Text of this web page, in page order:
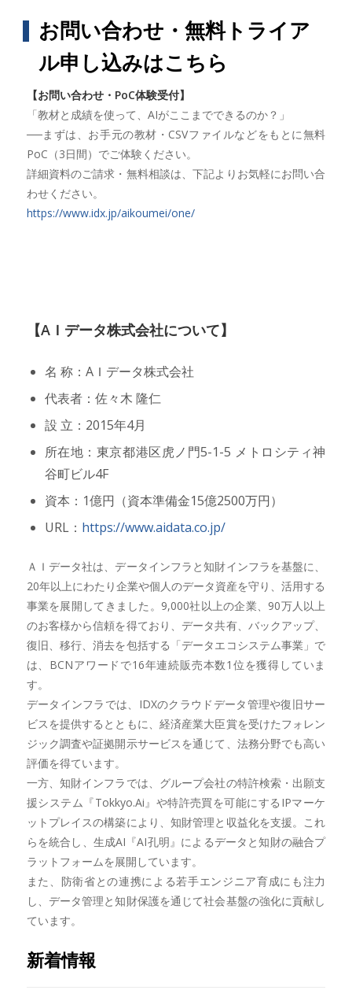
お問い合わせ・無料トライア
ル申し込みはこちら
【お問い合わせ・PoC体験受付】
「教材と成績を使って、AIがここまでできるのか？」
──まずは、お手元の教材・CSVファイルなどをもとに無料
PoC（3日間）でご体験ください。
詳細資料のご請求・無料相談は、下記よりお気軽にお問い合
わせください。
https://www.idx.jp/aikoumei/one/
【AＩデータ株式会社について】
名 称：AＩデータ株式会社
代表者：佐々木 隆仁
設 立：2015年4月
所在地：東京都港区虎ノ門5-1-5 メトロシティ神
谷町ビル4F
資本：1億円（資本準備金15億2500万円）
URL： https://www.aidata.co.jp/
ＡＩデータ社は、データインフラと知財インフラを基盤に、
20年以上にわたり企業や個人のデータ資産を守り、活用する
事業を展開してきました。9,000社以上の企業、90万人以上
のお客様から信頼を得ており、データ共有、バックアップ、
復旧、移行、消去を包括する「データエコシステム事業」で
は、BCNアワードで16年連続販売本数1位を獲得していま
す。
データインフラでは、IDXのクラウドデータ管理や復旧サー
ビスを提供するとともに、経済産業大臣賞を受けたフォレン
ジック調査や証拠開示サービスを通じて、法務分野でも高い
評価を得ています。
一方、知財インフラでは、グループ会社の特許検索・出願支
援システム『Tokkyo.Ai』や特許売買を可能にするIPマーケ
ットプレイスの構築により、知財管理と収益化を支援。これ
らを統合し、生成AI『AI孔明』によるデータと知財の融合プ
ラットフォームを展開しています。
また、防衛省との連携による若手エンジニア育成にも注力
し、データ管理と知財保護を通じて社会基盤の強化に貢献し
ています。
新着情報